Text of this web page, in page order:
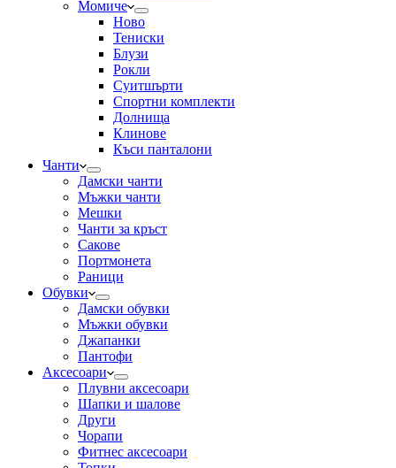
Момиче
Ново
Тениски
Блузи
Рокли
Суитшърти
Спортни комплекти
Долнища
Клинове
Къси панталони
Чанти
Дамски чанти
Мъжки чанти
Мешки
Чанти за кръст
Сакове
Портмонета
Раници
Обувки
Дамски обувки
Мъжки обувки
Джапанки
Пантофи
Аксесоари
Плувни аксесоари
Шапки и шалове
Други
Чорапи
Фитнес аксесоари